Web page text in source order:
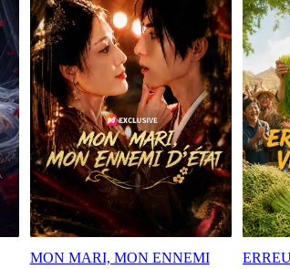
MON MARI, MON ENNEMI